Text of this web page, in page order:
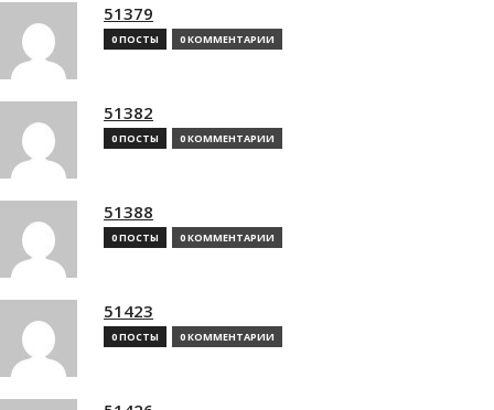
51379
0 ПОСТЫ 0 КОММЕНТАРИИ
51382
0 ПОСТЫ 0 КОММЕНТАРИИ
51388
0 ПОСТЫ 0 КОММЕНТАРИИ
51423
0 ПОСТЫ 0 КОММЕНТАРИИ